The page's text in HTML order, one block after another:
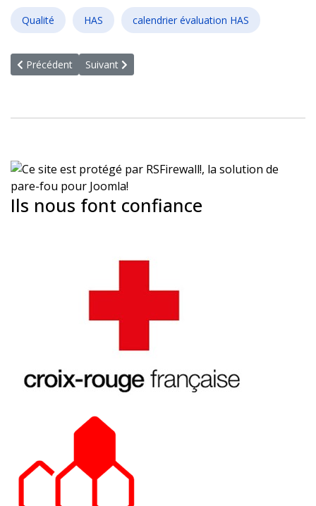
Qualité HAS calendrier évaluation HAS
Article précédent : EVALUATION DES ESSMS : la délicate
Précédent Article suivant : Formation FNADEPA - Référentiel
Suivant
Ils nous font confiance